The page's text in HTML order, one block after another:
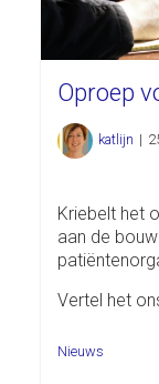
Oproep
katlijn |
Kriebelt het
aan de
Vertel het
Nieuws